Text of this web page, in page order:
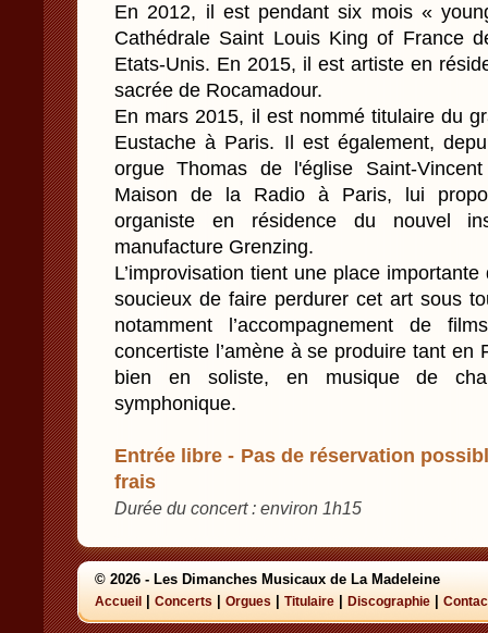
En 2012, il est pendant six mois «
Cathédrale Saint Louis King of France
Etats-Unis. En 2015, il est artiste en
sacrée de Rocamadour.
En mars 2015, il est nommé titulaire du
Eustache à Paris. Il est également,
orgue Thomas de l'église Saint-
Maison de la Radio à Paris, lui
organiste en résidence du nouvel
manufacture Grenzing.
L’improvisation tient une place
soucieux de faire perdurer cet art sous
notamment l’accompagnement de
concertiste l’amène à se produire tant en
bien en soliste, en musique de
symphonique.
Entrée libre - Pas de réservation
frais
Durée du concert : environ 1h15
© 2026 - Les Dimanches Musicaux de La Madeleine
Accueil Concerts Orgues Titulaire Discographie